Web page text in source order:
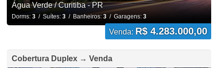
Água Verde / Curitiba - PR
Dorms: 3/ Suítes: 3/ Banheiros: 3/ Garagens: 3
Venda: R$ 4.283.000,00
Cobertura Duplex → Venda